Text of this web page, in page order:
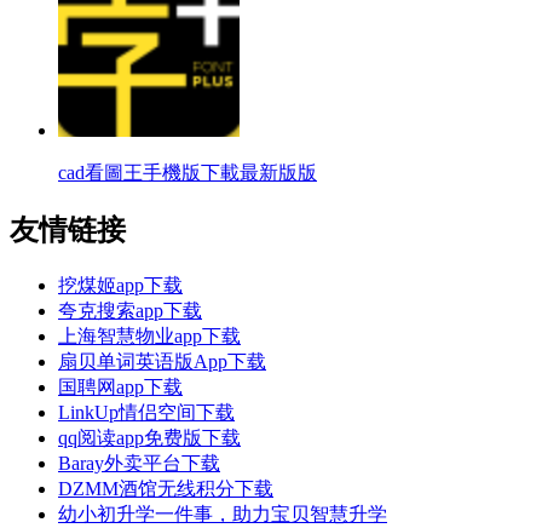
cad看圖王手機版下載最新版版
友情链接
挖煤姬app下载
夸克搜索app下载
上海智慧物业app下载
扇贝单词英语版App下载
国聘网app下载
LinkUp情侣空间下载
qq阅读app免费版下载
Baray外卖平台下载
DZMM酒馆无线积分下载
幼小初升学一件事，助力宝贝智慧升学